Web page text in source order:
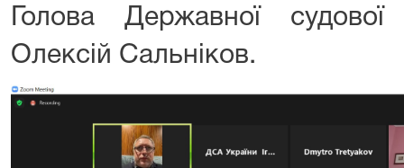
Голова Державної судової
Олексій Сальніков.